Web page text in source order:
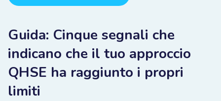
Guida: Cinque segnali che
indicano che il tuo approccio
QHSE ha raggiunto i propri
limiti